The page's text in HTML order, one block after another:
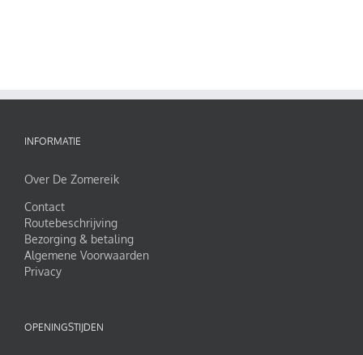
INFORMATIE
Over De Zomereik
Contact
Routebeschrijving
Bezorging & betaling
Algemene Voorwaarden
Privacy
OPENINGSTIJDEN